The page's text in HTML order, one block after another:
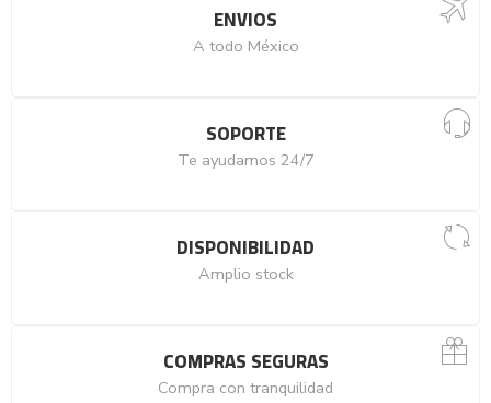
ENVIOS
A todo México
SOPORTE
Te ayudamos 24/7
DISPONIBILIDAD
Amplio stock
COMPRAS SEGURAS
Compra con tranquilidad